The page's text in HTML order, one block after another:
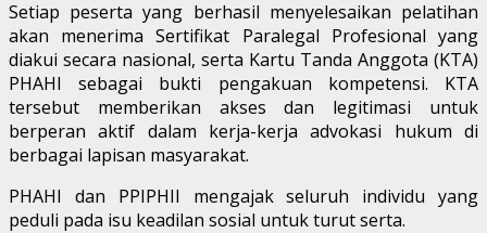
Setiap peserta yang berhasil menyelesaikan pelatihan
akan menerima Sertifikat Paralegal Profesional yang
diakui secara nasional, serta Kartu Tanda Anggota (KTA)
PHAHI sebagai bukti pengakuan kompetensi. KTA
tersebut memberikan akses dan legitimasi untuk
berperan aktif dalam kerja-kerja advokasi hukum di
berbagai lapisan masyarakat.
PHAHI dan PPIPHII mengajak seluruh individu yang
peduli pada isu keadilan sosial untuk turut serta.